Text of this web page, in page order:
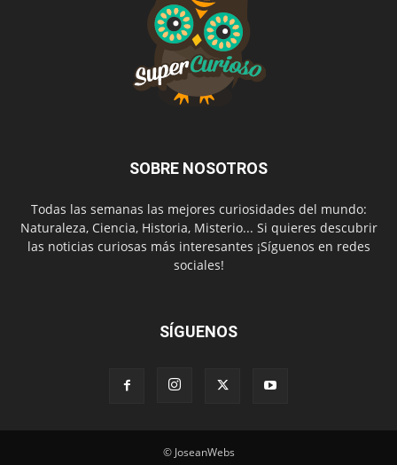
SOBRE NOSOTROS
Todas las semanas las mejores curiosidades del mundo:
Naturaleza, Ciencia, Historia, Misterio... Si quieres descubrir
las noticias curiosas más interesantes ¡Síguenos en redes
sociales!
SÍGUENOS
© JoseanWebs